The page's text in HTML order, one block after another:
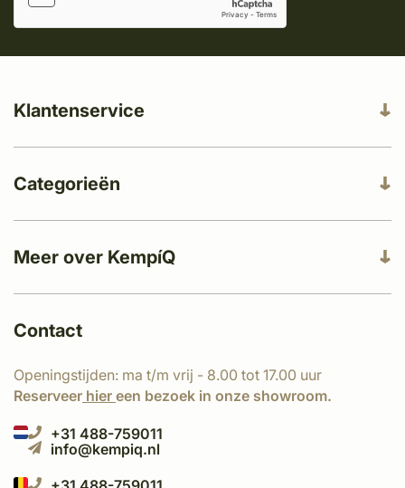
Meer over KempíQ
Klantenservice
Categorieën
Contact
Openingstijden: ma t/m vrij - 8.00 tot 17.00 uur
Reserveer hier een bezoek in onze showroom.
+31 488-759011
info@kempiq.nl